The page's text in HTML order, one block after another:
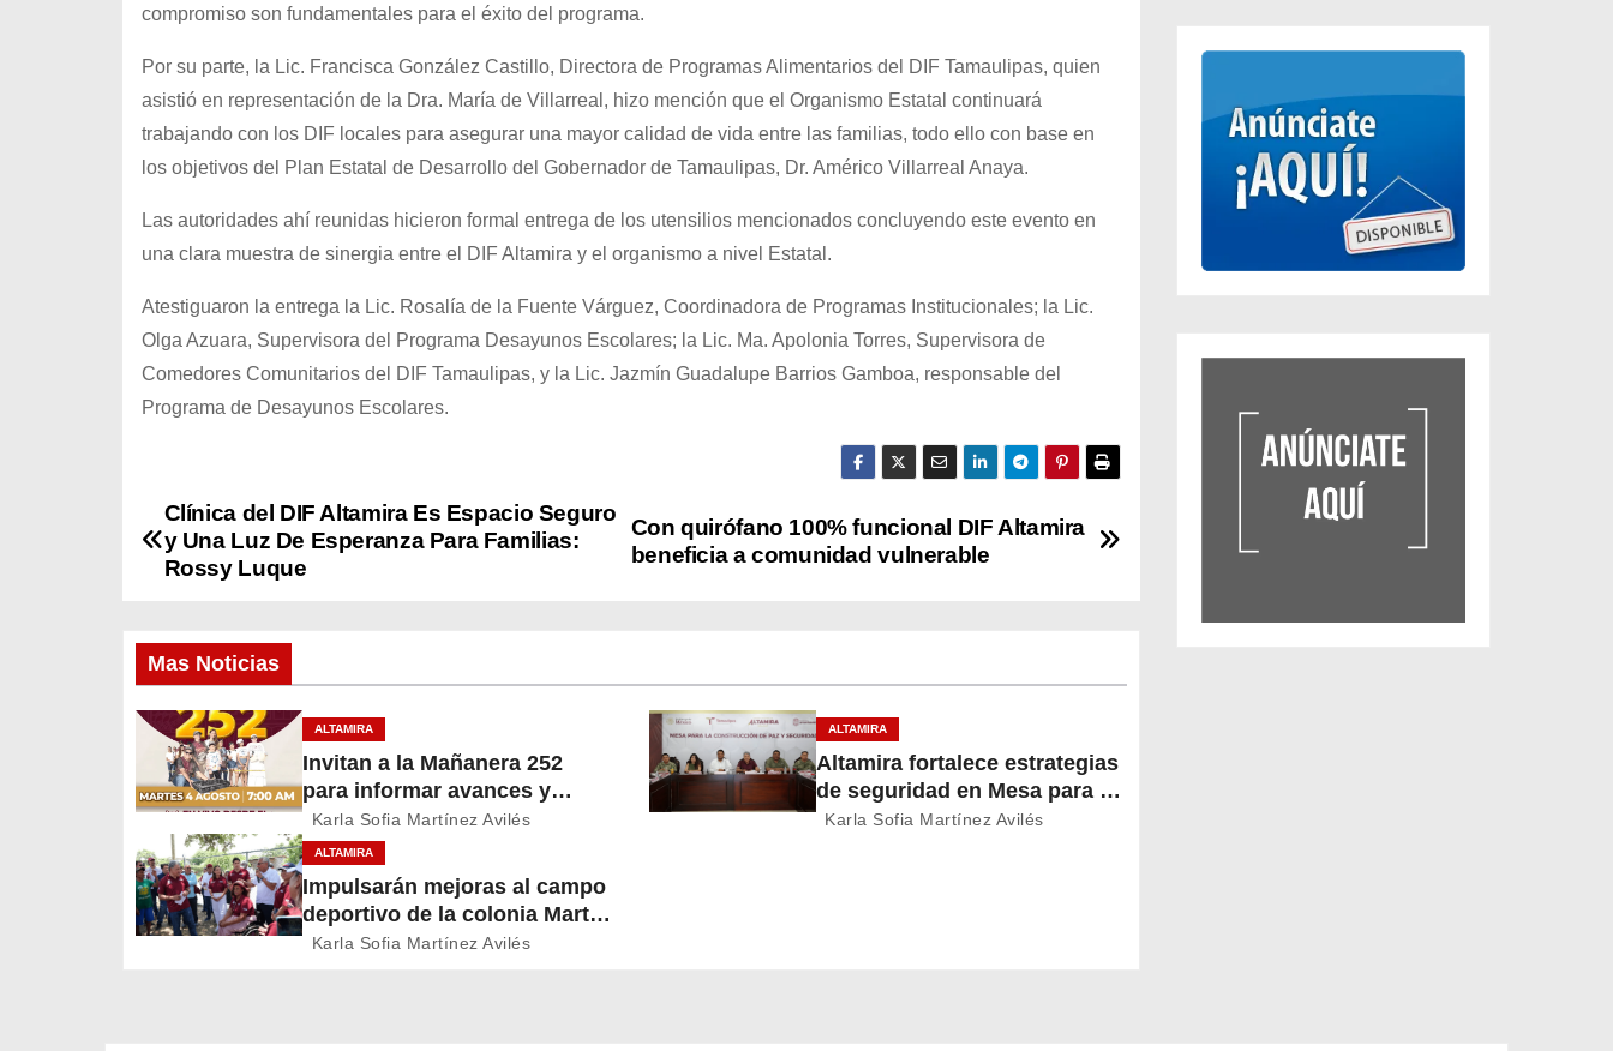
compromiso son fundamentales para el éxito del programa.
Por su parte, la Lic. Francisca González Castillo, Directora de Programas Alimentarios del DIF Tamaulipas, quien
asistió en representación de la Dra. María de Villarreal, hizo mención que el Organismo Estatal continuará
trabajando con los DIF locales para asegurar una mayor calidad de vida entre las familias, todo ello con base en
los objetivos del Plan Estatal de Desarrollo del Gobernador de Tamaulipas, Dr. Américo Villarreal Anaya.
Las autoridades ahí reunidas hicieron formal entrega de los utensilios mencionados concluyendo este evento en
una clara muestra de sinergia entre el DIF Altamira y el organismo a nivel Estatal.
Atestiguaron la entrega la Lic. Rosalía de la Fuente Várguez, Coordinadora de Programas Institucionales; la Lic.
Olga Azuara, Supervisora del Programa Desayunos Escolares; la Lic. Ma. Apolonia Torres, Supervisora de
Comedores Comunitarios del DIF Tamaulipas, y la Lic. Jazmín Guadalupe Barrios Gamboa, responsable del
Programa de Desayunos Escolares.
N
e
g
a
c
i
ó
Con quirófano 100% funcional DIF Altamira
beneficia a comunidad vulnerable
Clínica del DIF Altamira Es Espacio Seguro
y Una Luz De Esperanza Para Familias:
Rossy Luque
Mas Noticias
ALTAMIRA
Invitan a la Mañanera 252
para informar avances y
proyectos de Altamira
Karla Sofia Martínez Avilés
ALTAMIRA
Altamira fortalece estrategias
de seguridad en Mesa para la
Construcción de Paz
Karla Sofia Martínez Avilés
ALTAMIRA
Impulsarán mejoras al campo
deportivo de la colonia Martín
A. Martínez
Karla Sofia Martínez Avilés